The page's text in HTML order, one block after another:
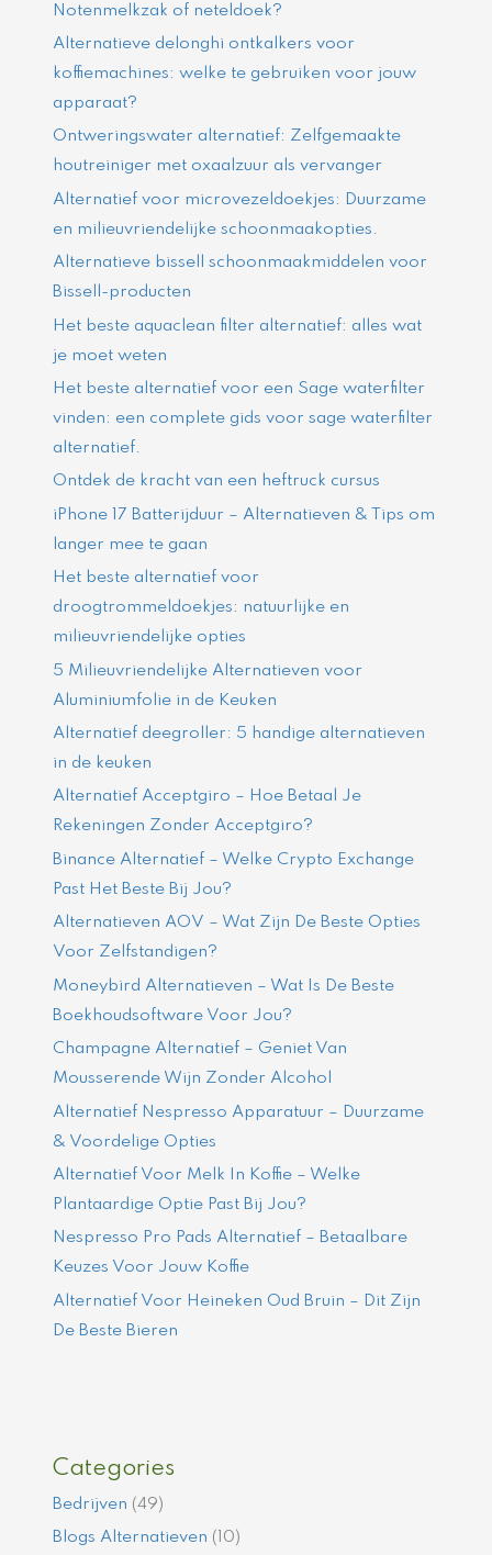
Notenmelkzak of neteldoek?
Alternatieve delonghi ontkalkers voor
koffiemachines: welke te gebruiken voor jouw
apparaat?
Ontweringswater alternatief: Zelfgemaakte
houtreiniger met oxaalzuur als vervanger
Alternatief voor microvezeldoekjes: Duurzame
en milieuvriendelijke schoonmaakopties.
Alternatieve bissell schoonmaakmiddelen voor
Bissell-producten
Het beste aquaclean filter alternatief: alles wat
je moet weten
Het beste alternatief voor een Sage waterfilter
vinden: een complete gids voor sage waterfilter
alternatief.
Ontdek de kracht van een heftruck cursus
iPhone 17 Batterijduur – Alternatieven & Tips om
langer mee te gaan
Het beste alternatief voor
droogtrommeldoekjes: natuurlijke en
milieuvriendelijke opties
5 Milieuvriendelijke Alternatieven voor
Aluminiumfolie in de Keuken
Alternatief deegroller: 5 handige alternatieven
in de keuken
Alternatief Acceptgiro – Hoe Betaal Je
Rekeningen Zonder Acceptgiro?
Binance Alternatief – Welke Crypto Exchange
Past Het Beste Bij Jou?
Alternatieven AOV – Wat Zijn De Beste Opties
Voor Zelfstandigen?
Moneybird Alternatieven – Wat Is De Beste
Boekhoudsoftware Voor Jou?
Champagne Alternatief – Geniet Van
Mousserende Wijn Zonder Alcohol
Alternatief Nespresso Apparatuur – Duurzame
& Voordelige Opties
Alternatief Voor Melk In Koffie – Welke
Plantaardige Optie Past Bij Jou?
Nespresso Pro Pads Alternatief – Betaalbare
Keuzes Voor Jouw Koffie
Alternatief Voor Heineken Oud Bruin – Dit Zijn
De Beste Bieren
Categories
Bedrijven (49)
Blogs Alternatieven (10)